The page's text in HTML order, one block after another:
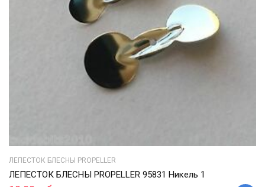
ЛЕПЕСТОК БЛЕСНЫ PROPELLER
ЛЕПЕСТОК БЛЕСНЫ PROPELLER 95831 Никель 1